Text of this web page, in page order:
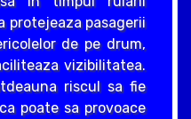
protejeaza pasagerii
de pe drum,
vizibilitatea.
riscul sa fie
poate sa provoace